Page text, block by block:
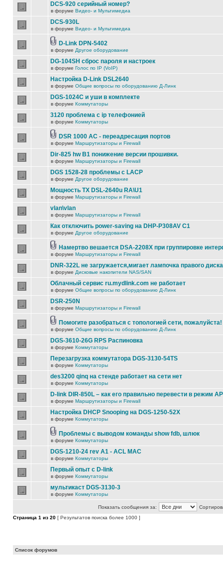
DCS-920 серийный номер?
в форуме Видео- и Мультимедиа
DCS-930L
в форуме Видео- и Мультимедиа
D-Link DPN-5402
в форуме Другое оборудование
DG-104SH сброс пароля и настроек
в форуме Голос по IP (VoIP)
Настройка D-Link DSL2640
в форуме Общие вопросы по оборудованию Д-Линк
DGS-1024C и уши в комплекте
в форуме Коммутаторы
3120 проблема с ip телефонией
в форуме Коммутаторы
DSR 1000 AC - переадресация портов
в форуме Маршрутизаторы и Firewall
Dir-825 hw B1 понижение версии прошивки.
в форуме Маршрутизаторы и Firewall
DGS 1528-28 проблемы с LACP
в форуме Другое оборудование
Мощность TX DSL-2640u RA\U1
в форуме Маршрутизаторы и Firewall
vlan\vlan
в форуме Маршрутизаторы и Firewall
Как отключить power-saving на DHP-P308AV C1
в форуме Другое оборудование
Намертво вешается DSA-2208X при группировке
в форуме Маршрутизаторы и Firewall
DNR-322L не загружается,мигает лампочка правого диска
в форуме Дисковые накопители NAS/SAN
Облачный сервис ru.mydlink.com не работает
в форуме Общие вопросы по оборудованию Д-Линк
DSR-250N
в форуме Маршрутизаторы и Firewall
Помогите разобраться с топологией сети, пожалуйста!
в форуме Общие вопросы по оборудованию Д-Линк
DGS-3610-26G RPS Распиновка
в форуме Коммутаторы
Перезагрузка коммутатора DGS-3130-54TS
в форуме Коммутаторы
des3200 qinq на стенде работает на сети нет
в форуме Коммутаторы
D-link DIR-850L – как его правильно перевести в режим
в форуме Маршрутизаторы и Firewall
Настройка DHCP Snooping на DGS-1250-52X
в форуме Коммутаторы
Проблемы с выводом команды show fdb, шлюк
в форуме Коммутаторы
DGS-1210-24 rev A1 - ACL MAC
в форуме Коммутаторы
Первый опыт с D-link
в форуме Коммутаторы
мультикаст DGS-3130-3
в форуме Коммутаторы
Показать сообщения за:
Страница 1 из 20 [ Результатов поиска более 1000 ]
Список форумов